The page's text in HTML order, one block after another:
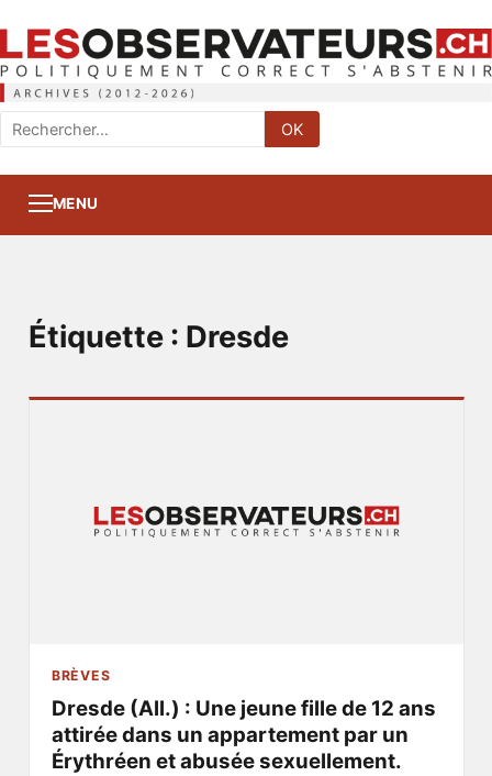
Rechercher
:
OK
MENU
Étiquette : Dresde
BRÈVES
Dresde (All.) : Une jeune fille de 12 ans
attirée dans un appartement par un
Érythréen et abusée sexuellement.